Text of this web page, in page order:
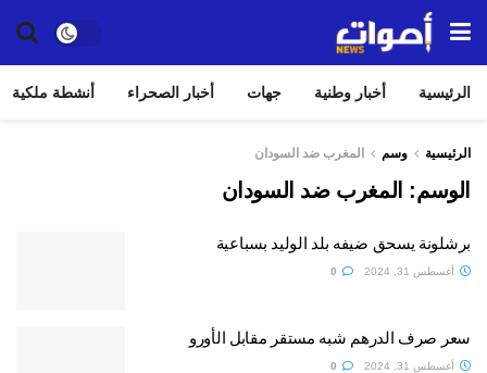
الرئيسية أخبار وطنية جهات أخبار الصحراء أنشطة ملكية
الرئيسية وسم المغرب ضد السودان
الوسم: المغرب ضد السودان
برشلونة يسحق ضيفه بلد الوليد بسباعية
أغسطس 31, 2024
سعر صرف الدرهم شبه مستقر مقابل الأورو
أغسطس 31, 2024